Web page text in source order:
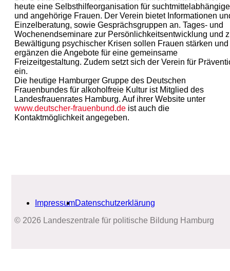
heute eine Selbsthilfeorganisation für suchtmittelabhängige
und angehörige Frauen. Der Verein bietet Informationen
Einzelberatung, sowie Gesprächsgruppen an. Tages- und
Wochenendseminare zur Persönlichkeitsentwicklung und
Bewältigung psychischer Krisen sollen Frauen stärken und
ergänzen die Angebote für eine gemeinsame
Freizeitgestaltung. Zudem setzt sich der Verein für
ein.
Die heutige Hamburger Gruppe des Deutschen
Frauenbundes für alkoholfreie Kultur ist Mitglied des
Landesfrauenrates Hamburg. Auf ihrer Website unter
www.deutscher-frauenbund.de ist auch die
Kontaktmöglichkeit angegeben.
ImpressumDatenschutzerklärung
© 2026 Landeszentrale für politische Bildung Hamburg